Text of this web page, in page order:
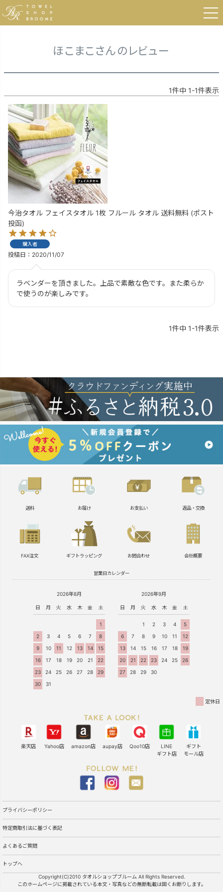
HOME ほこまこさんのレビュー
ほこまこさんのレビュー
1件中 1-1件表示
今治タオル フェイスタオル 1枚 フルール タオル 送料無料 (ポスト
投函)
購入者
投稿日 2020/11/07
ラベンダーを頂きました。上品で素敵な色です。また柔らか
で使うのが楽しみです。
1件中 1-1件表示
送料 お届け お支払い 返品・交換
FAX注文 ギフトラッピング お問合わせ 会社概要
営業日カレンダー
2026年8月
日 月 火 水 木 金 土
1
2
3 4 5 6 7
8
9
10 11 12 13 14
15
16
17 18 19 20 21
22
23
24 25 26 27 28
29
30
31
2026年9月
日 月 火 水 木 金 土
1 2 3 4
5
6
7 8 9 10 11
12
13
14 15 16 17 18
19
20
21 22 23 24 25
26
27
28 29 30
定休日
楽天店 Yahoo店 amazon店 aupay店 Qoo10店
LINE
ギフト店
ギフト
モール店
プライバシーポリシー
特定商取引法に基づく表記
よくあるご質問
トップへ
Copyright(C)2010 タオルショップブルーム All Rights Reserved.
このホームページに掲載されている本文・写真などの無断転載は固くお断りします。